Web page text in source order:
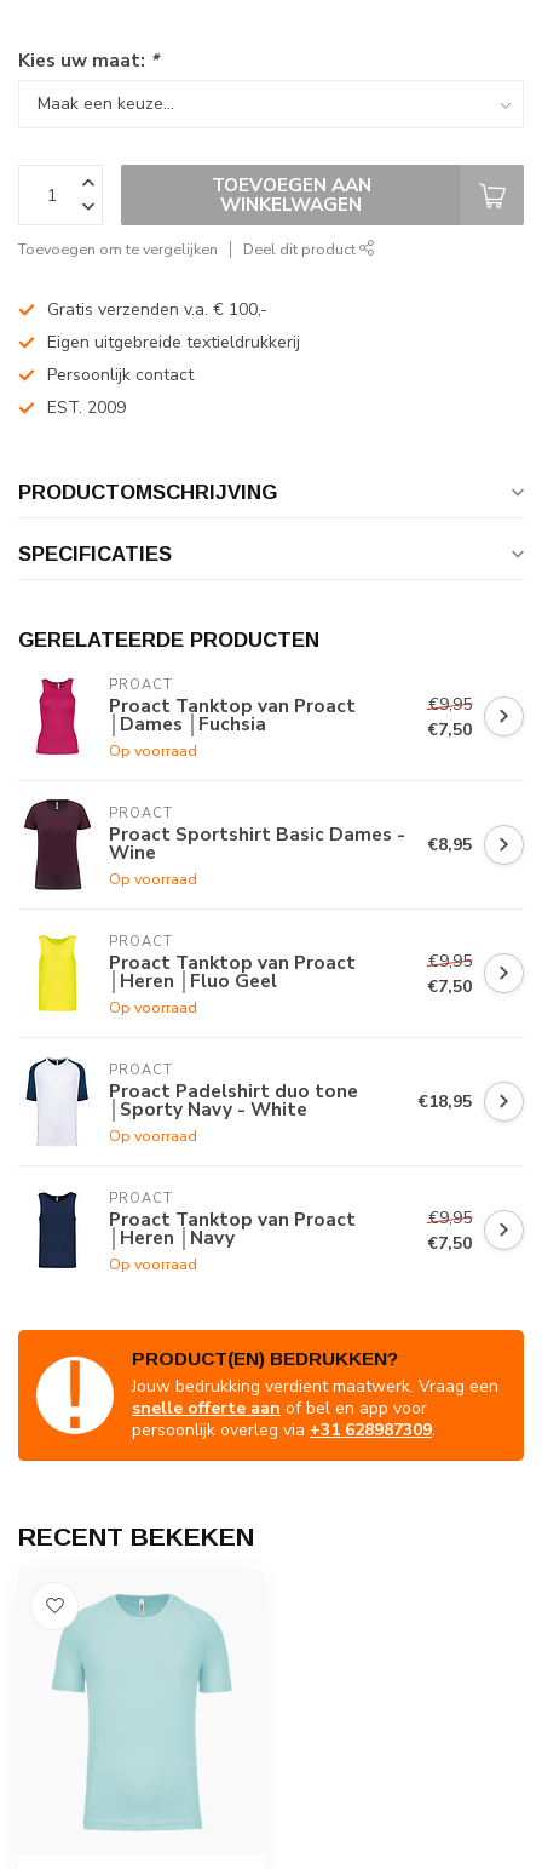
Kies uw maat: *
TOEVOEGEN AAN
WINKELWAGEN
Toevoegen om te vergelijken Deel dit product
Gratis verzenden v.a. € 100,-
Eigen uitgebreide textieldrukkerij
Persoonlijk contact
EST. 2009
PRODUCTOMSCHRIJVING
SPECIFICATIES
GERELATEERDE PRODUCTEN
PROACT
Proact Tanktop van Proact
│Dames │Fuchsia
Op voorraad
€9,95
€7,50
PROACT
Proact Sportshirt Basic Dames -
Wine
Op voorraad
€8,95
PROACT
Proact Tanktop van Proact
│Heren │Fluo Geel
Op voorraad
€9,95
€7,50
PROACT
Proact Padelshirt duo tone
│Sporty Navy - White
Op voorraad
€18,95
PROACT
Proact Tanktop van Proact
│Heren │Navy
Op voorraad
€9,95
€7,50
PRODUCT(EN) BEDRUKKEN?
Jouw bedrukking verdient maatwerk. Vraag een
snelle offerte aan of bel en app voor
persoonlijk overleg via +31 628987309.
RECENT BEKEKEN